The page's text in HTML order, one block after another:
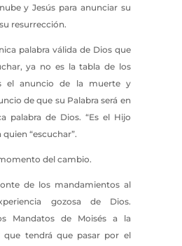
y Jesús para anunciar su
resurrección.
palabra válida de Dios que
ya no es la tabla de los
el anuncio de la muerte y
de que su Palabra será en
palabra de Dios. “Es el Hijo
quien “escuchar”.
del cambio.
de los mandamientos al
gozosa de Dios.
Mandatos de Moisés a la
tendrá que pasar por el